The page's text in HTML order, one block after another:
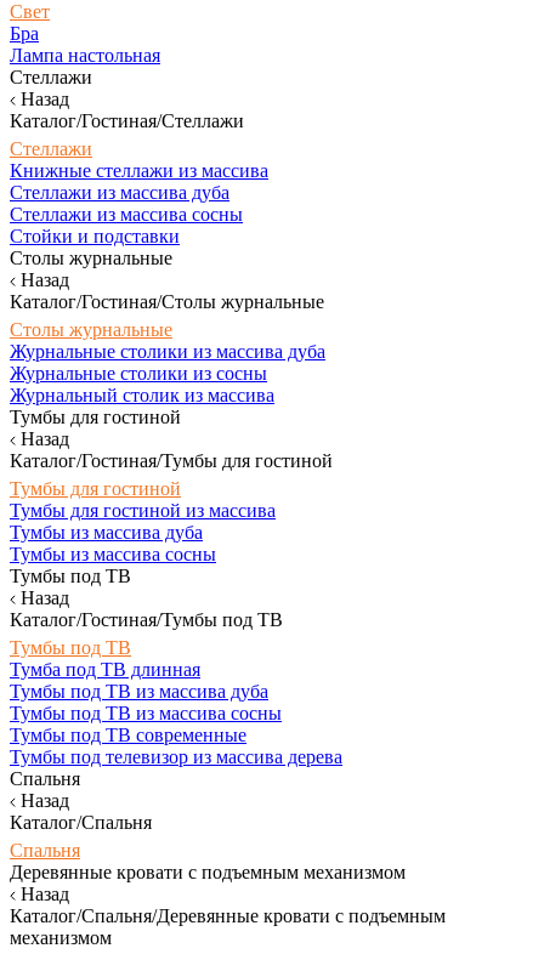
Свет
Бра
Лампа настольная
Стеллажи
Назад
Каталог/Гостиная/Стеллажи
Стеллажи
Книжные стеллажи из массива
Стеллажи из массива дуба
Стеллажи из массива сосны
Стойки и подставки
Столы журнальные
Назад
Каталог/Гостиная/Столы журнальные
Столы журнальные
Журнальные столики из массива дуба
Журнальные столики из сосны
Журнальный столик из массива
Тумбы для гостиной
Назад
Каталог/Гостиная/Тумбы для гостиной
Тумбы для гостиной
Тумбы для гостиной из массива
Тумбы из массива дуба
Тумбы из массива сосны
Тумбы под ТВ
Назад
Каталог/Гостиная/Тумбы под ТВ
Тумбы под ТВ
Тумба под ТВ длинная
Тумбы под ТВ из массива дуба
Тумбы под ТВ из массива сосны
Тумбы под ТВ современные
Тумбы под телевизор из массива дерева
Спальня
Назад
Каталог/Спальня
Спальня
Деревянные кровати с подъемным механизмом
Назад
Каталог/Спальня/Деревянные кровати с подъемным
механизмом